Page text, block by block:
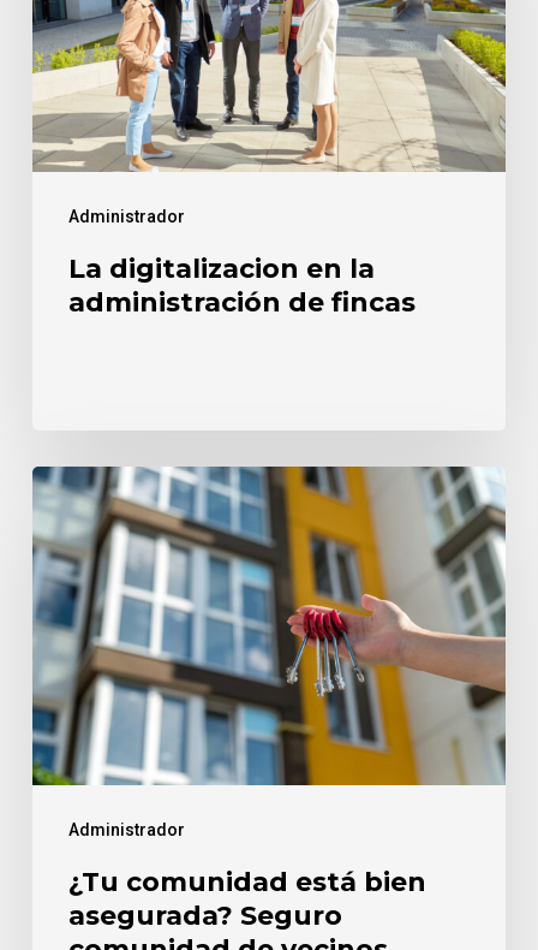
Administrador
administración
de
fincas
La digitalizacion en la
administración de fincas
Administrador
¿Tu
comunidad
está
bien
asegurada?
Seguro
comunidad
de
vecinos
¿Tu comunidad está bien
asegurada? Seguro